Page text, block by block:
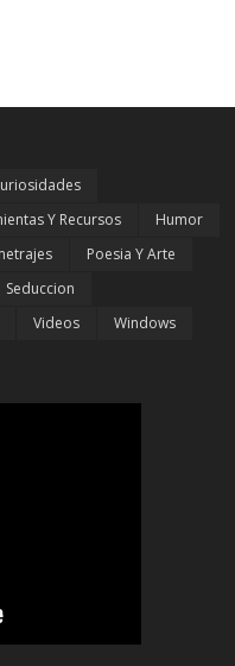
Y Recursos
Humor
Poesia Y Arte
Seduccion
Videos Windows